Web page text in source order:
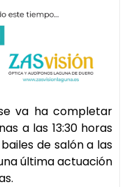
va ha completar
a las 13:30 horas
de salón a las
última actuación